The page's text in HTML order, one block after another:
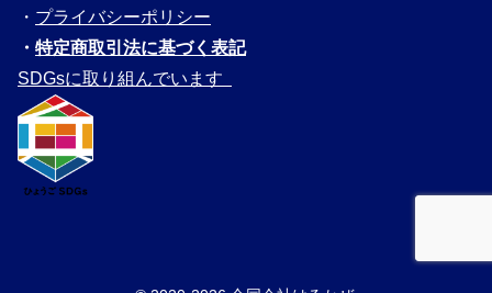
・ プライバシーポリシー
・ 特定商取引法に基づく表記
SDGsに取り組んでいます